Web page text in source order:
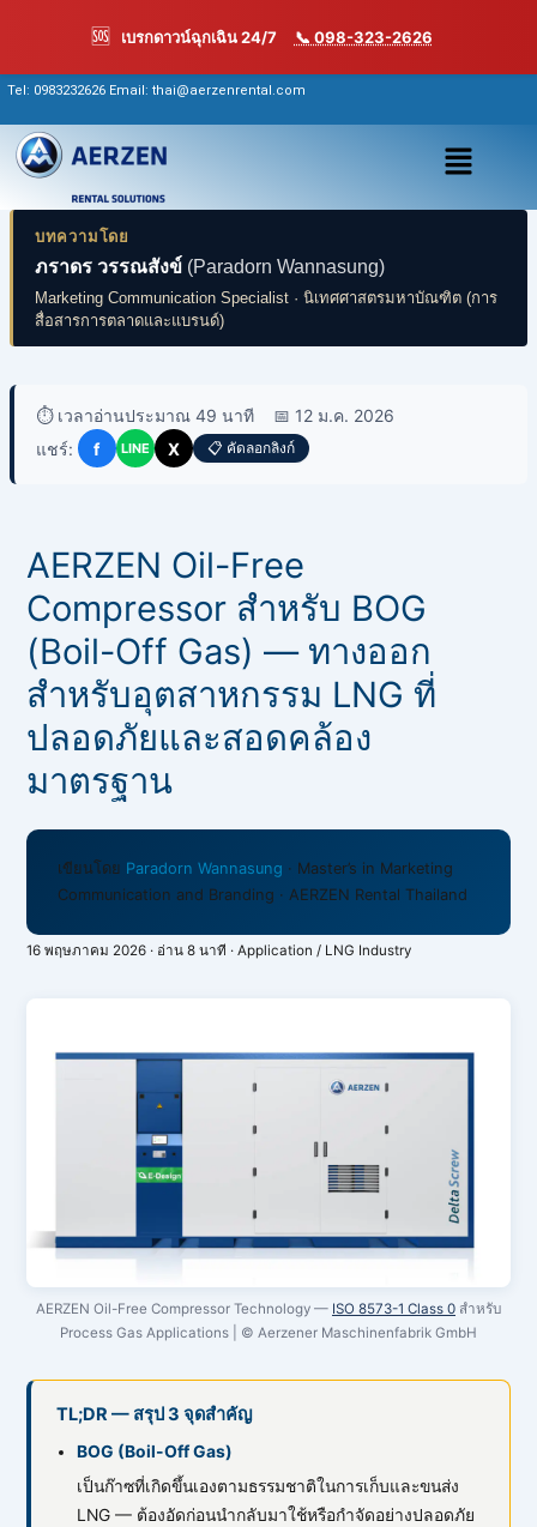
🆘 เบรกดาวน์ฉุกเฉิน 24/7 📞 098-323-2626
content
Tel: 0983232626 Email: thai@aerzenrental.com
เมนู
บทความโดย
ภราดร วรรณสังข์ (Paradorn Wannasung)
Marketing Communication Specialist · นิเทศศาสตรมหาบัณฑิต (การ
สื่อสารการตลาดและแบรนด์)
⏱️ เวลาอ่านประมาณ 49 นาที
📅 12 ม.ค. 2026
แชร์:
f LINE X 📋 คัดลอกลิงก์
AERZEN Oil-Free
Compressor สำหรับ BOG
(Boil-Off Gas) — ทางออก
สำหรับอุตสาหกรรม LNG ที่
ปลอดภัยและสอดคล้อง
มาตรฐาน
เขียนโดย Paradorn Wannasung · Master’s in Marketing
Communication and Branding · AERZEN Rental Thailand
16 พฤษภาคม 2026 · อ่าน 8 นาที · Application / LNG Industry
AERZEN Oil-Free Compressor Technology — ISO 8573-1 Class 0 สำหรับ
Process Gas Applications | © Aerzener Maschinenfabrik GmbH
TL;DR — สรุป 3 จุดสำคัญ
BOG (Boil-Off Gas)
เป็นก๊าซที่เกิดขึ้นเองตามธรรมชาติในการเก็บและขนส่ง
LNG — ต้องอัดก่อนนำกลับมาใช้หรือกำจัดอย่างปลอดภัย